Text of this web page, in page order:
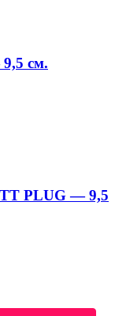
см.
PLUG — 9,5